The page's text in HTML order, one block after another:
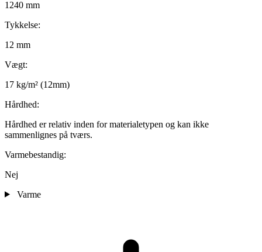
1240 mm
Tykkelse:
12 mm
Vægt:
17 kg/m² (12mm)
Hårdhed:
Hårdhed er relativ inden for materialetypen og kan ikke
sammenlignes på tværs.
Varmebestandig:
Nej
Varme